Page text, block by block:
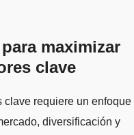
maximizar
clave
clave requiere un enfoque
diversificación y